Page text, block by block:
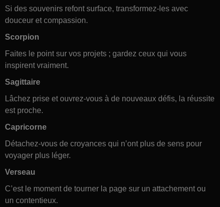
Si des souvenirs refont surface, transformez-les avec
douceur et compassion.
Scorpion
Faites le point sur vos projets ; gardez ceux qui vous
inspirent vraiment.
Sagittaire
Lâchez prise et ouvrez-vous à de nouveaux défis, la réussite
est proche.
Capricorne
Détachez-vous de croyances qui n’ont plus de sens pour
voyager plus léger.
Verseau
C’est le moment de tourner la page sur un attachement ou
un contentieux.